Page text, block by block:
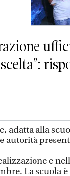
adatta alla
autorità
e
La scuola